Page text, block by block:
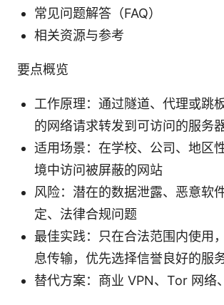
常见问题解答（FAQ）
相关资源与参考
要点概览
工作原理：通过隧道、代理或跳
的网络请求转发到可访问的服务
适用场景：在学校、公司、地区
境中访问被屏蔽的网站
风险：潜在的数据泄露、恶意软
定、法律合规问题
最佳实践：只在合法范围内使用
息传输，优先选择信誉良好的服
替代方案：商业 VPN、Tor 网络